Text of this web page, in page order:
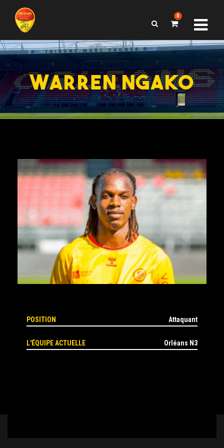
0
WARREN NGAKO
POSITION Attaquant
L'ÉQUIPE ACTUELLE Orléans N3